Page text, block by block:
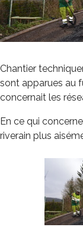
Chantier
sont apparues au
concernait les
En ce qui
riverain plus